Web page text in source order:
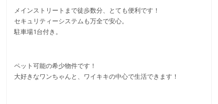
メインストリートまで徒歩数分、とても便利です！
セキュリティーシステムも万全で安心。
駐車場1台付き。
ペット可能の希少物件です！
大好きなワンちゃんと、ワイキキの中心で生活できます！